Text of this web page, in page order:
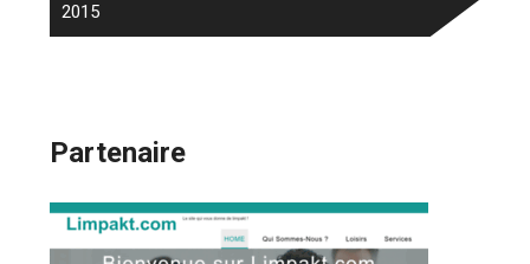
2015
Partenaire